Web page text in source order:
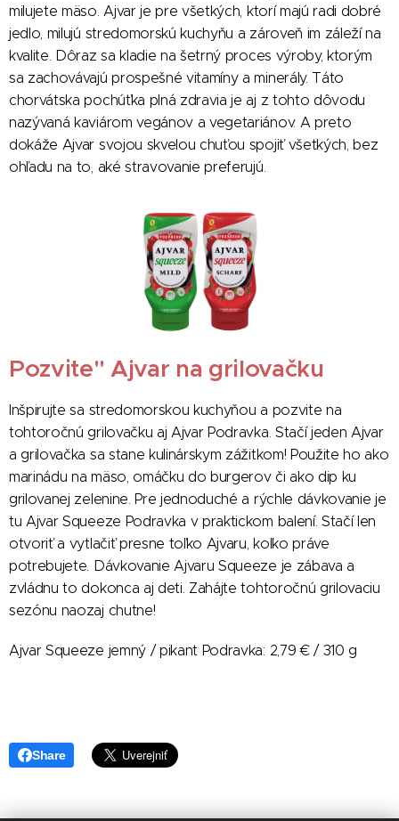
milujete mäso. Ajvar je pre všetkých, ktorí majú radi dobré
jedlo, milujú stredomorskú kuchyňu a zároveň im záleží na
kvalite. Dôraz sa kladie na šetrný proces výroby, ktorým
sa zachovávajú prospešné vitamíny a minerály. Táto
chorvátska pochúťka plná zdravia je aj z tohto dôvodu
nazývaná kaviárom vegánov a vegetariánov. A preto
dokáže Ajvar svojou skvelou chuťou spojiť všetkých, bez
ohľadu na to, aké stravovanie preferujú.
Pozvite" Ajvar na grilovačku
Inšpirujte sa stredomorskou kuchyňou a pozvite na
tohtoročnú grilovačku aj Ajvar Podravka. Stačí jeden Ajvar
a grilovačka sa stane kulinárskym zážitkom! Použite ho ako
marinádu na mäso, omáčku do burgerov či ako dip ku
grilovanej zelenine. Pre jednoduché a rýchle dávkovanie je
tu Ajvar Squeeze Podravka v praktickom balení. Stačí len
otvoriť a vytlačiť presne toľko Ajvaru, koľko práve
potrebujete. Dávkovanie Ajvaru Squeeze je zábava a
zvládnu to dokonca aj deti. Zahájte tohtoročnú grilovaciu
sezónu naozaj chutne!
Ajvar Squeeze jemný / pikant Podravka: 2,79 € / 310 g
Share